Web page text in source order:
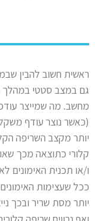
ראשית חשוב להבין
גם במצב סטטי במהלך
מחשב. מה שמייצר
(כאשר נוצר עודף
יותר מקצב השריפה
קלורי כתוצאה מכך
ו/או תכנית האימונים
ככל שעצימות
יותר מסת שריר ובכך